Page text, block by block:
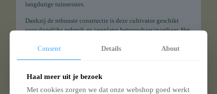
langdurige tuinsessies.
Dankzij de robuuste constructie is deze cultivator geschikt
voor dagelijks gebruik en jarenlang betrouwbaar inzetbaar. Het
Barebones tuincollectie. De combinatie van sterk staal en warm
walnoothout maakt dit een functioneel, esthetisch en duurzaam
Consent Details About
Haal meer uit je bezoek
Met cookies zorgen we dat onze webshop goed werkt